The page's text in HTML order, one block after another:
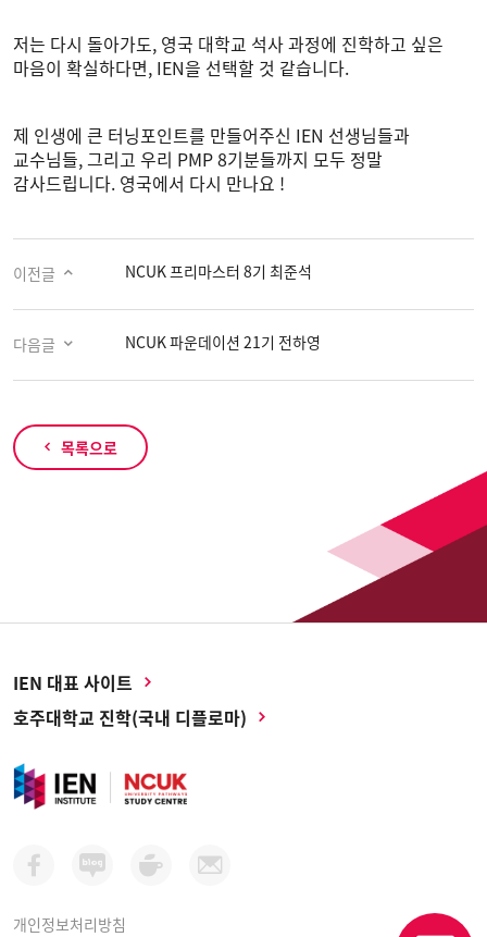
저는 다시 돌아가도, 영국 대학교 석사 과정에 진학하고 싶은
마음이 확실하다면, IEN을 선택할 것 같습니다.
제 인생에 큰 터닝포인트를 만들어주신 IEN 선생님들과
교수님들, 그리고 우리 PMP 8기분들까지 모두 정말
감사드립니다. 영국에서 다시 만나요 !
이전글 NCUK 프리마스터 8기 최준석
다음글 NCUK 파운데이션 21기 전하영
목록으로
IEN 대표 사이트
호주대학교 진학(국내 디플로마)
개인정보처리방침